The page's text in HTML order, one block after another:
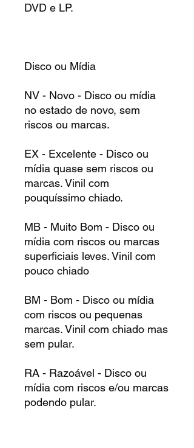
DVD e LP.
Disco ou Mídia
NV - Novo - Disco ou mídia
no estado de novo, sem
riscos ou marcas.
EX - Excelente - Disco ou
mídia quase sem riscos ou
marcas. Vinil com
pouquíssimo chiado.
MB - Muito Bom - Disco ou
mídia com riscos ou marcas
superficiais leves. Vinil com
pouco chiado
BM - Bom - Disco ou mídia
com riscos ou pequenas
marcas. Vinil com chiado mas
sem pular.
RA - Razoável - Disco ou
mídia com riscos e/ou marcas
podendo pular.